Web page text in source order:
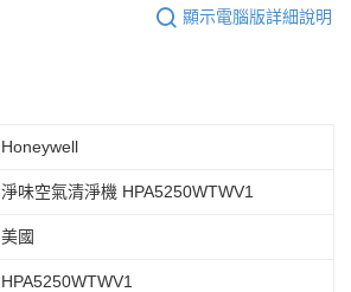
顯示電腦版詳細說明
Honeywell
淨味空氣清淨機 HPA5250WTWV1
美國
HPA5250WTWV1